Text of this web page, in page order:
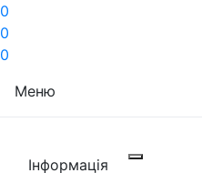
0
0
0
Меню
Інформація